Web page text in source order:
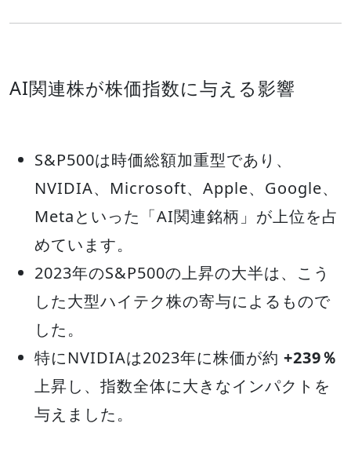
AI関連株が株価指数に与える影響
S&P500は時価総額加重型であり、
NVIDIA、Microsoft、Apple、Google、
Metaといった「AI関連銘柄」が上位を占
めています。
2023年のS&P500の上昇の大半は、こう
した大型ハイテク株の寄与によるもので
した。
特にNVIDIAは2023年に株価が約 +239％
上昇し、指数全体に大きなインパクトを
与えました。